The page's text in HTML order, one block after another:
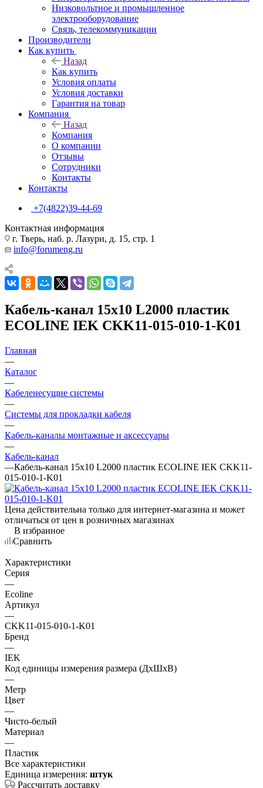
Низковольтное и промышленное
электрооборудование
Связь, телекоммуникации
Производители
Как купить
Назад
Как купить
Условия оплаты
Условия доставки
Гарантия на товар
Компания
Назад
Компания
О компании
Отзывы
Сотрудники
Контакты
Контакты
+7(4822)39-44-69
Контактная информация
г. Тверь, наб. р. Лазури, д. 15, стр. 1
info@forumeng.ru
Кабель-канал 15х10 L2000 пластик
ECOLINE IEK CKK11-015-010-1-K01
Главная
—
Каталог
—
Кабеленесущие системы
—
Системы для прокладки кабеля
—
Кабель-каналы монтажные и аксессуары
—
Кабель-канал
—Кабель-канал 15х10 L2000 пластик ECOLINE IEK CKK11-
015-010-1-K01
Цена действительна только для интернет-магазина и может
отличаться от цен в розничных магазинах
В избранное
Сравнить
Характеристики
Серия
—
Ecoline
Артикул
—
CKK11-015-010-1-K01
Бренд
—
IEK
Код единицы измерения размера (ДхШхВ)
—
Метр
Цвет
—
Чисто-белый
Материал
—
Пластик
Все характеристики
Единица измерения: штук
Рассчитать доставку